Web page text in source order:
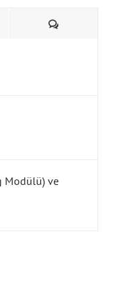
Yorum
Modülü) ve